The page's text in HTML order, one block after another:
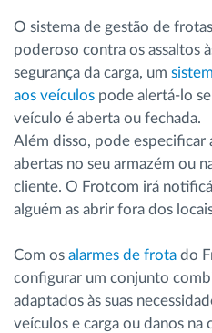
O sistema de gestão de
poderoso contra os assaltos
segurança da carga, um
aos veículos pode alertá-lo
veículo é aberta ou fechada.
Além disso, pode especificar
abertas no seu armazém ou
cliente. O Frotcom irá
alguém as abrir fora dos
Com os alarmes de frota do
configurar um conjunto
adaptados às suas
veículos e carga ou danos na